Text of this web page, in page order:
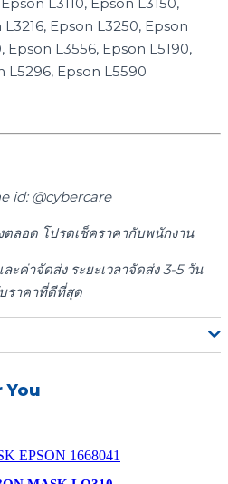
Epson L3250, Epson
Epson L3556, Epson L5190,
L5296, Epson L5590
id: @cybercare
ลอด โปรดเช็คราคากับพนักงาน
ะค่าจัดส่ง ระยะเวลาจัดส่ง 3-5 วัน
ราคาที่ดีที่สุด
You